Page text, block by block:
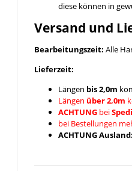
diese können in
Versand und
Bearbeitungszeit: Alle
Lieferzeit:
Längen bis 2,0m
Längen über 2,0m
ACHTUNG bei
bei Bestellungen
ACHTUNG Ausland: